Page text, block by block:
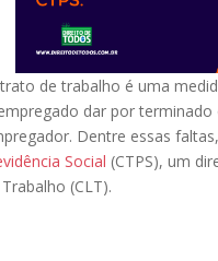
de trabalho é uma
dar por
Dentre essas
Social (CTPS), um
(CLT).